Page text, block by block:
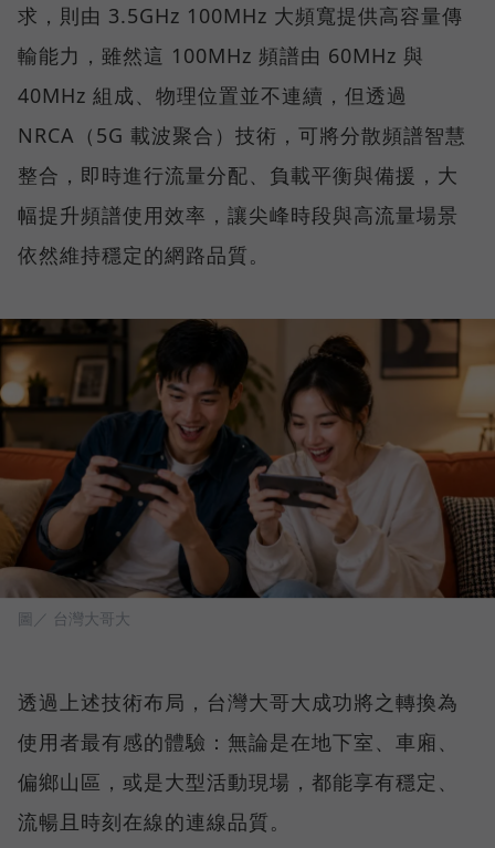
求，則由 3.5GHz 100MHz 大頻寬提供高容量傳
輸能力，雖然這 100MHz 頻譜由 60MHz 與
40MHz 組成、物理位置並不連續，但透過
NRCA（5G 載波聚合）技術，可將分散頻譜智慧
整合，即時進行流量分配、負載平衡與備援，大
幅提升頻譜使用效率，讓尖峰時段與高流量場景
依然維持穩定的網路品質。
圖／ 台灣大哥大
透過上述技術布局，台灣大哥大成功將之轉換為
使用者最有感的體驗：無論是在地下室、車廂、
偏鄉山區，或是大型活動現場，都能享有穩定、
流暢且時刻在線的連線品質。